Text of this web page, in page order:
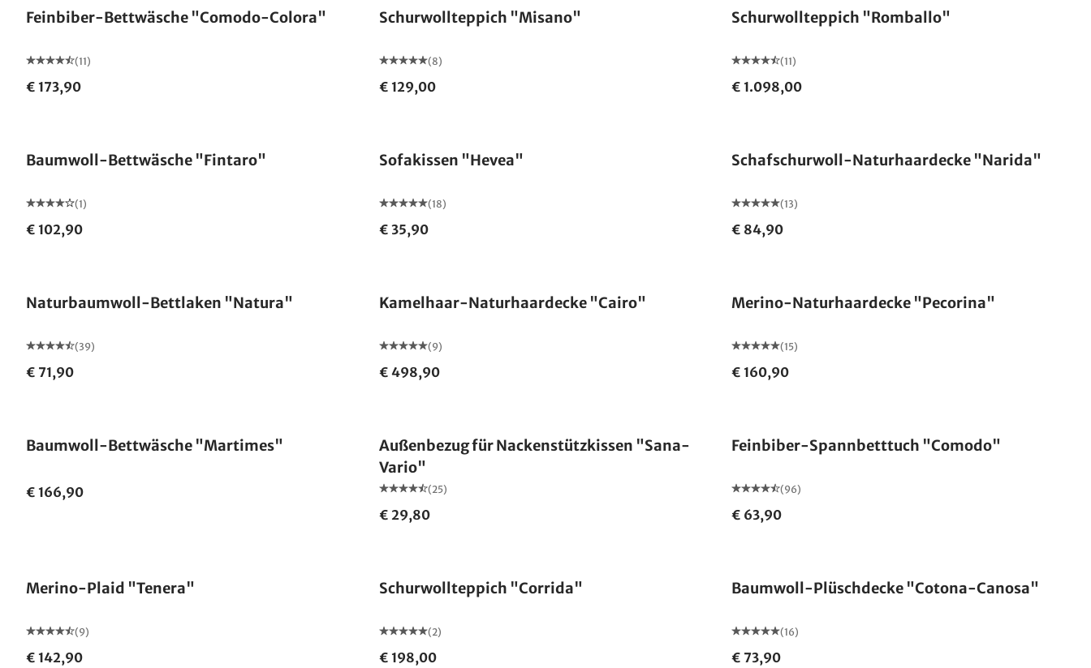
Feinbiber-Bettwäsche "Comodo-Colora"
(11)
€ 173,90
Schurwollteppich "Misano"
(8)
€ 129,00
Schurwollteppich "Romballo"
(11)
€ 1.098,00
Baumwoll-Bettwäsche "Fintaro"
(1)
€ 102,90
Sofakissen "Hevea"
(18)
€ 35,90
Schafschurwoll-Naturhaardecke "Narida"
(13)
€ 84,90
Naturbaumwoll-Bettlaken "Natura"
(39)
€ 71,90
Kamelhaar-Naturhaardecke "Cairo"
(9)
€ 498,90
Merino-Naturhaardecke "Pecorina"
(15)
€ 160,90
Baumwoll-Bettwäsche "Martimes"
€ 166,90
Außenbezug für Nackenstützkissen "Sana-
Vario"
(25)
€ 29,80
Feinbiber-Spannbetttuch "Comodo"
(96)
€ 63,90
Merino-Plaid "Tenera"
(9)
€ 142,90
Schurwollteppich "Corrida"
(2)
€ 198,00
Baumwoll-Plüschdecke "Cotona-Canosa"
(16)
€ 73,90